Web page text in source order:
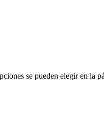
se pueden elegir en la